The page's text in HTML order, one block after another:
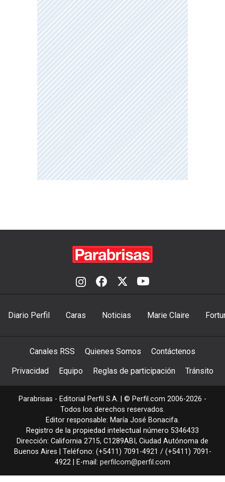
Diario Perfil Caras Noticias Marie Claire
Canales RSS Quienes Somos Contáctenos
Privacidad Equipo Reglas de participación Tránsito
Parabrisas - Editorial Perfil S.A. | © Perfil.com 2006-2026 -
Todos los derechos reservados.
Editor responsable: María José Bonacifa.
Registro de la propiedad intelectual número 5346433
Dirección: California 2715, C1289ABI , Ciudad Autónoma de
Buenos Aires | Teléfono: (+5411) 7091-4921 / (+5411) 7091-
4922 | E-mail: perfilcom@perfil.com